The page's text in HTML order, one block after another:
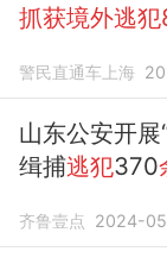
抓获境外逃
罪成绩单
警民直通车上海
山东公安开展
缉捕逃犯370
齐鲁壹点 2024-